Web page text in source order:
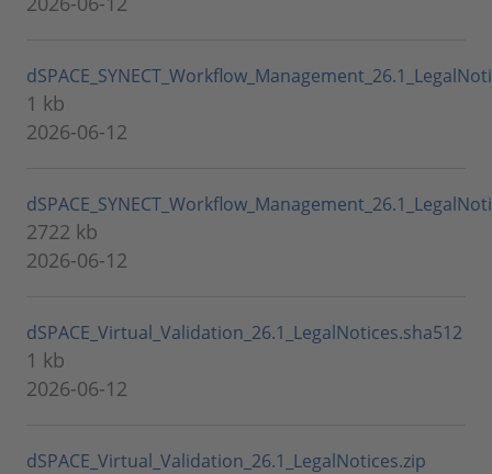
1 kb
2026-06-12
2722 kb
2026-06-12
dSPACE_Virtual_Validation_26.1_LegalNotices.sha512
1 kb
2026-06-12
dSPACE_Virtual_Validation_26.1_LegalNotices.zip